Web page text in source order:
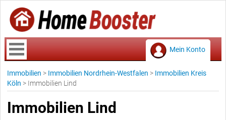
Mein Konto
Immobilien > Immobilien Nordrhein-Westfalen > Immobilien Kreis
Köln > Immobilien Lind
Immobilien Lind